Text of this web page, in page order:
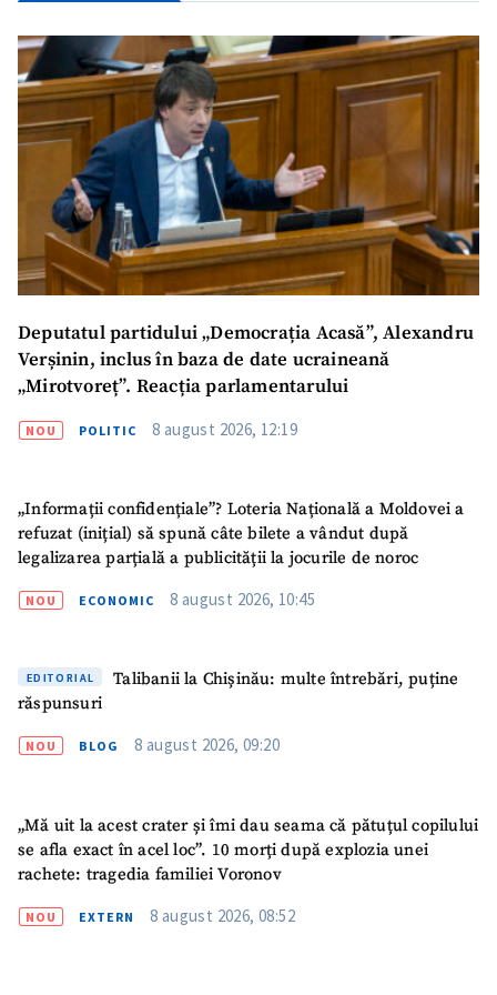
Deputatul partidului „Democrația Acasă”, Alexandru
Verșinin, inclus în baza de date ucraineană
„Mirotvoreț”. Reacția parlamentarului
NOU POLITIC 8 august 2026, 12:19
„Informații confidențiale”? Loteria Națională a Moldovei a
refuzat (inițial) să spună câte bilete a vândut după
legalizarea parțială a publicității la jocurile de noroc
NOU ECONOMIC 8 august 2026, 10:45
EDITORIAL
Talibanii la Chișinău: multe întrebări, puține
răspunsuri
NOU BLOG 8 august 2026, 09:20
„Mă uit la acest crater și îmi dau seama că pătuțul copilului
se afla exact în acel loc”. 10 morți după explozia unei
rachete: tragedia familiei Voronov
NOU EXTERN 8 august 2026, 08:52